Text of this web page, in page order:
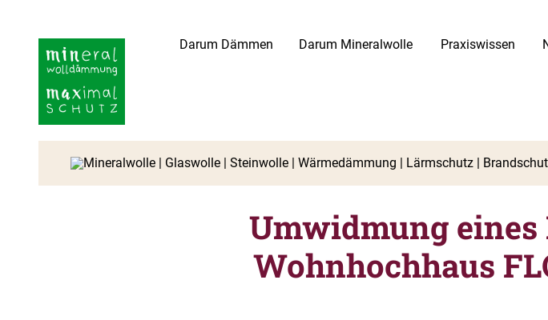
Darum Dämmen Darum Mineralwolle Praxiswissen
Umwidmung eines
Wohnhochhaus